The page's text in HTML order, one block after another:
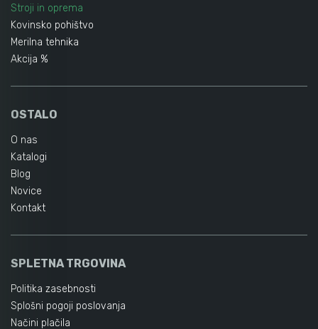
Stroji in oprema
Kovinsko pohištvo
Merilna tehnika
Akcija %
OSTALO
O nas
Katalogi
Blog
Novice
Kontakt
SPLETNA TRGOVINA
Politika zasebnosti
Splošni pogoji poslovanja
Načini plačila